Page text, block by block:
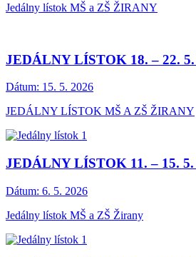
Jedálny lístok MŠ a ZŠ ŽIRANY
JEDÁLNY LÍSTOK 18. – 22. 5.
Dátum: 15. 5. 2026
JEDÁLNY LÍSTOK MŠ A ZŠ ŽIRANY
JEDÁLNY LÍSTOK 11. – 15. 5.
Dátum: 6. 5. 2026
Jedálny lístok MŠ a ZŠ Žirany